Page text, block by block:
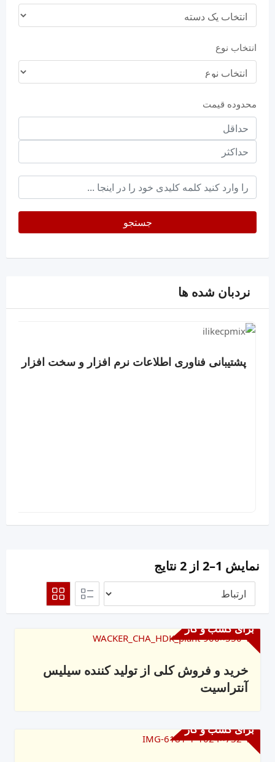
انتخاب نوع
محدوده قیمت
حداقل
قیمت
حداکثر
keyword
جستجو
نردبان شده ها
پشتیبانی فناوری اطلاعات نرم افزار و سخت افزار
نمایش 1–2 از 2 نتایج
برای کسب و کار
خرید و فروش کلی از تولید کننده سیلیس
آنتراسیت
برای کسب و کار